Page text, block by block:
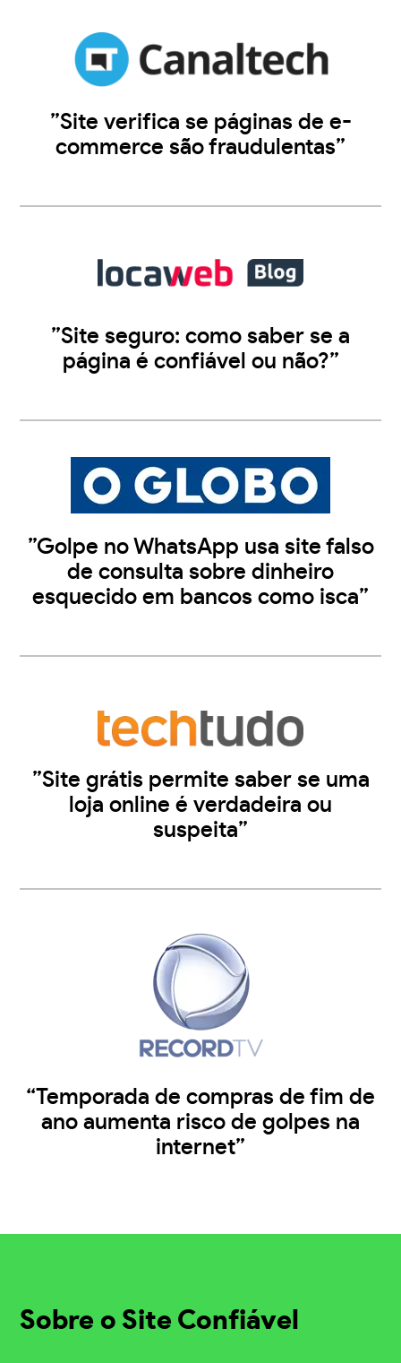
”Site verifica se páginas de e-
commerce são fraudulentas”
”Site seguro: como saber se a
página é confiável ou não?”
”Golpe no WhatsApp usa site falso
de consulta sobre dinheiro
esquecido em bancos como isca”
”Site grátis permite saber se uma
loja online é verdadeira ou
suspeita”
“Temporada de compras de fim de
ano aumenta risco de golpes na
internet”
Sobre o Site Confiável